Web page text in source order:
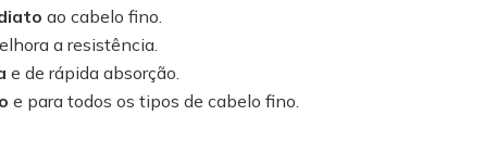
ao cabelo fino.
a resistência.
e de rápida absorção.
e para todos os tipos de cabelo fino.